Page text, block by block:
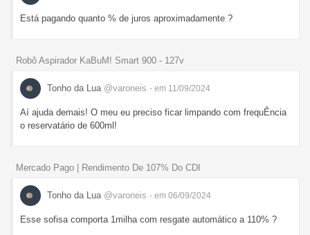
Está pagando quanto % de juros aproximadamente ?
Robô Aspirador KaBuM! Smart 900 - 127v
Tonho da Lua @varoneis - em 11/09/2024
Aí ajuda demais! O meu eu preciso ficar limpando com frequÊncia
o reservatário de 600ml!
Mercado Pago | Rendimento De 107% Do CDI
Tonho da Lua @varoneis - em 06/09/2024
Esse sofisa comporta 1milha com resgate automático a 110% ?